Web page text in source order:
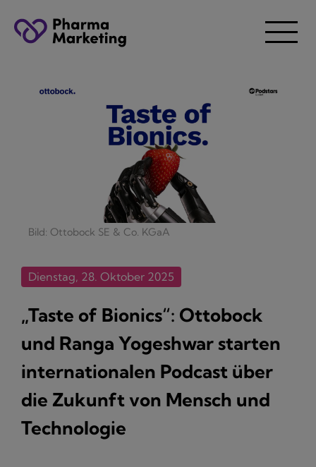
Bild: Ottobock SE & Co. KGaA
Dienstag, 28. Oktober 2025
„Taste of Bionics“: Ottobock
und Ranga Yogeshwar starten
internationalen Podcast über
die Zukunft von Mensch und
Technologie